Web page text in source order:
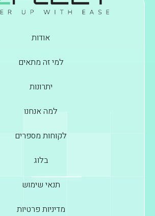
אודות
למי זה מתאים
יתרונות
למה אנחנו
לקוחות מספרים
בלוג
תנאי שימוש
מדיניות פרטיות